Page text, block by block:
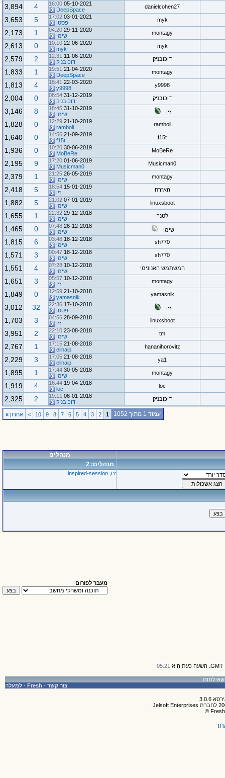
danielcohen27
05-10-2021
16:00
DeepSpace
4
3,894
myk
03-01-2021
17:02
פסטן
5
3,653
montagy
29-11-2020
04:20
שימי
1
2,173
myk
22-06-2020
10:10
myk
0
2,613
דוכובניק 11-06-2020
12:31
דוכובניק
2
2,579
montagy
21-04-2020
19:51
DeepSpace
1
1,833
y9998
22-03-2020
18:41
y9998
4
1,813
דוכובניק 31-12-2019
08:54
דוכובניק
0
2,004
זיו
31-10-2019
18:45
שימי
8
3,146
ramboli
21-10-2019
12:29
ramboli
0
1,828
f15t
21-09-2019
14:56
f15t
0
1,640
MoBeRe
30-06-2019
10:20
MoBeRe
0
1,936
Musicman0
01-06-2019
17:20
Musicman0
9
2,195
montagy
26-05-2019
21:25
שימי
1
2,379
האזרח 15-01-2019
18:54
זיו
5
2,418
linuxsboot
07-01-2019
21:02
שימי
5
1,882
לטנר 29-12-2018
22:32
שימי
1
1,655
שימי
26-12-2018
07:48
שימי
0
1,465
sh770
18-12-2018
03:48
שימי
6
1,815
sh770
18-12-2018
00:47
שימי
3
1,571
המשתמש האנונימי 10-12-2018
07:28
שימי
4
1,551
montagy
10-12-2018
05:57
זיו
3
1,651
yamasnik
21-10-2018
12:59
yamasnik
0
1,849
זיו
17-10-2018
22:36
פסטן
32
3,012
linuxsboot
28-09-2018
04:56
זיו
3
1,703
tm
23-08-2018
22:10
שימי
2
3,951
hananihorovitz
21-08-2018
17:15
elihaip
1
2,767
ya1
21-08-2018
17:05
elihaip
3
2,229
montagy
30-05-2018
17:44
שימי
1
1,895
loc
19-04-2018
16:44
loc
4
1,919
דוכובניק 06-01-2018
19:11
דוכובניק
2
2,325
עמוד 1 מתוך 1052 1
2
3
4
5
6
7
8
9
10
> אחרון »
מנהלים
מנהלים: 2
זיו inspired-session
מעבר לפורום
05:21
צור קשר -
Fresh
- למעלה